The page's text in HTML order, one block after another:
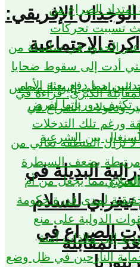
الإفريقي:
الاجتماعية
البديلة في
للسلام
الصراع في
المقابلة